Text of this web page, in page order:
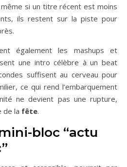
si un titre récent est moins
ils restent sur la piste pour
également les mashups et
une intro célèbre à un beat
suffisent au cerveau pour
ce qui rend l’embarquement
ne devient pas une rupture,
de la fête.
bloc “actu